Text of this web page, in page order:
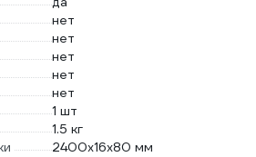
нет
нет
нет
нет
нет
1 шт
1.5 кг
2400х16х80 мм